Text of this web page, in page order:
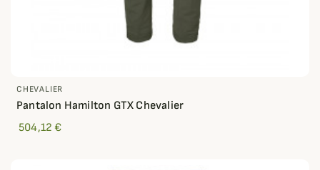
CHEVALIER
Pantalon Hamilton GTX Chevalier
504,12 €